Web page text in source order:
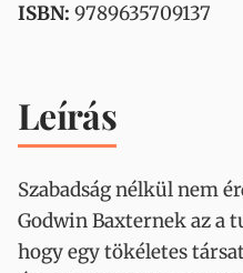
ISBN: 9789635709137
Leírás
Szabadság nélkül nem
Godwin Baxternek az a
hogy egy tökéletes